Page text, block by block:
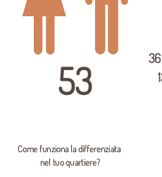
53
Come funziona la differenziata
nel tuo quartiere?